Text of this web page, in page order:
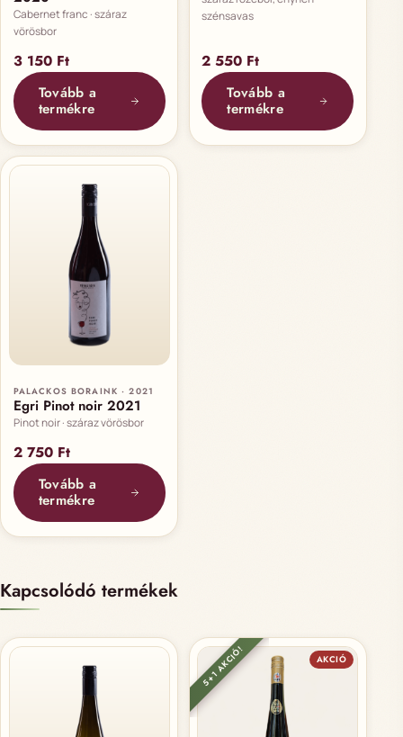
Cabernet franc · száraz
vörösbor
3 150 Ft
Tovább a
termékre
szénsavas
2 550 Ft
Tovább a
termékre
PALACKOS BORAINK · 2021
Egri Pinot noir 2021
Pinot noir · száraz vörösbor
2 750 Ft
Tovább a
termékre
Kapcsolódó termékek
AKCIÓ
5+1 AKCIÓ!